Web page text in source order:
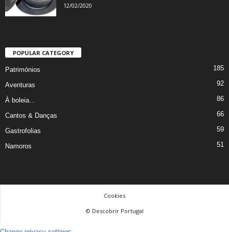
12/02/2020
POPULAR CATEGORY
Patrimónios 185
Aventuras 92
À boleia... 86
Cantos & Danças 66
Gastrofolias 59
Namoros 51
Cookies
© Descobrir Portugal